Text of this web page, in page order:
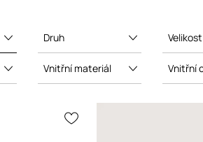
Druh
Vnitřní materiál Vnitřní